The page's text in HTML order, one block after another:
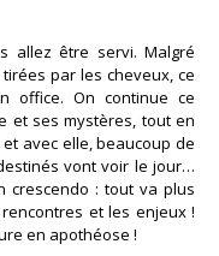
allez être servi. Malgré
par les cheveux, ce
office. On continue ce
et ses mystères, tout en
avec elle, beaucoup de
vont voir le jour…
crescendo : tout va plus
et les enjeux !
en apothéose !